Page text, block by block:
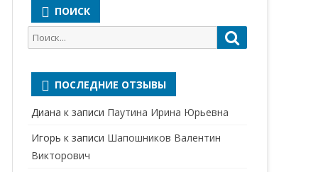
АЛЛЕРГОЛОГ-ИММУНОЛОГ
АНЕСТЕЗИОЛОГ-
БАКТЕРИОЛОГ
ВЕРТЕБРОЛОГ
ГАСТРОЭНТЕРОЛОГ
ПОИСК
Поиск
для:
ПОСЛЕДНИЕ ОТЗЫВЫ
Диана к записи Паутина Ирина Юрьевна
Игорь к записи Шапошников Валентин
Викторович